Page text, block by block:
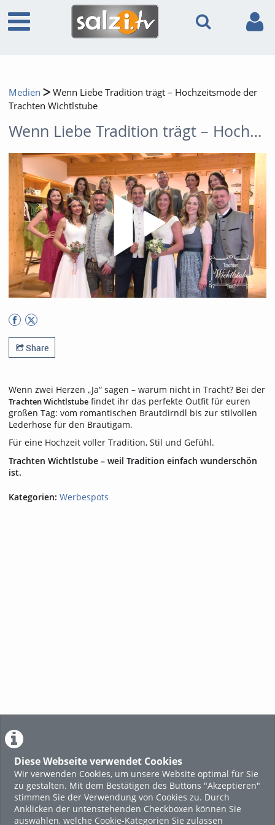
Diese Webseite verwendet Cookies
Wir verwenden Cookies, um unsere Website optimal für Sie
zu gestalten. Mit dem Bestätigen des Buttons "Akzeptieren"
stimmen Sie der Verwendung von Cookies zu. Durch
Anklicken der untenstehenden Checkboxen können Sie
auswählen, welche Cookie-Kategorien Sie zulassen
Medien
Wenn Liebe Tradition trägt – Hochzeitsmode der
Trachten Wichtlstube
Wenn Liebe Tradition trägt – Hochzeitsmode der Trachten Wichtlstube
Share
Wenn zwei Herzen „Ja“ sagen – warum nicht in Tracht? Bei der
Trachten Wichtlstube findet ihr das perfekte Outfit für euren
großen Tag: vom romantischen Brautdirndl bis zur stilvollen
Lederhose für den Bräutigam.
Für eine Hochzeit voller Tradition, Stil und Gefühl.
Trachten Wichtlstube – weil Tradition einfach wunderschön
ist.
Kategorien: Werbespots